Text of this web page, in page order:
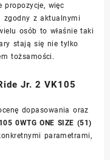
propozycje, więc
zgodny z aktualnymi
osób to właśnie taki
stają się nie tylko
tożsamości.
Jr. 2 VK105
dopasowania oraz
0WTG ONE SIZE (51)
parametrami,